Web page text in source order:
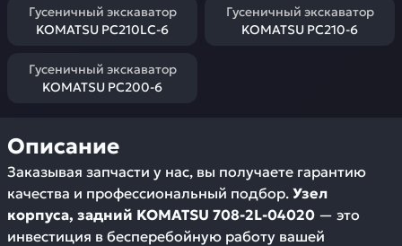
Гусеничный экскаватор
KOMATSU PC210LC-6
Гусеничный экскаватор
KOMATSU PC210-6
Гусеничный экскаватор
KOMATSU PC200-6
Описание
Заказывая запчасти у нас, вы получаете гарантию
качества и профессиональный подбор. Узел
корпуса, задний KOMATSU 708-2L-04020 — это
инвестиция в бесперебойную работу вашей